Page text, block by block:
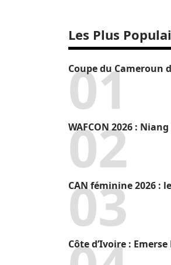
Les Plus
Coupe du Cameroun
WAFCON 2026 :
CAN féminine 2026 :
Côte d’Ivoire :